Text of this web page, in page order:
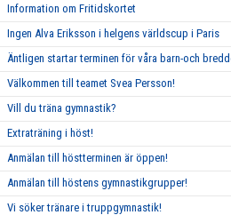
Information om Fritidskortet
Ingen Alva Eriksson i helgens världscup i Paris
Äntligen startar terminen för våra barn-och
Välkommen till teamet Svea Persson!
Vill du träna gymnastik?
Extraträning i höst!
Anmälan till höstterminen är öppen!
Anmälan till höstens gymnastikgrupper!
Vi söker tränare i truppgymnastik!